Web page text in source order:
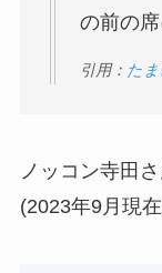
の前の
引用： た
ノッコン寺田
(2023年9月現在